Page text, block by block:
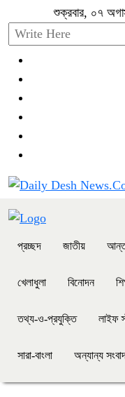
শুক্রবার, ০৭
প্রচ্ছদ জাতীয়
খেলাধুলা বিনোদন
তথ্য-ও-প্রযুক্তি লাইফ
সারা-বাংলা অন্যান্য